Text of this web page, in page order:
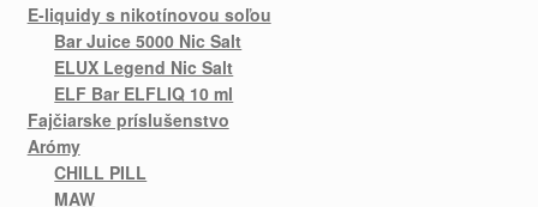
E-liquidy s nikotínovou soľou
Bar Juice 5000 Nic Salt
ELUX Legend Nic Salt
ELF Bar ELFLIQ 10 ml
Fajčiarske príslušenstvo
Arómy
CHILL PILL
MAW